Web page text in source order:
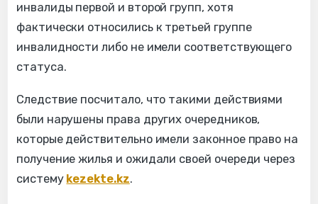
инвалиды первой и второй групп, хотя
фактически относились к третьей группе
инвалидности либо не имели соответствующего
статуса.
Следствие посчитало, что такими действиями
были нарушены права других очередников,
которые действительно имели законное право на
получение жилья и ожидали своей очереди через
систему kezekte.kz.